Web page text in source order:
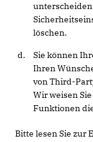
unterscheiden
löschen.
Sie können
Ihren
von Third-
Wir weisen
Funktionen
Bitte lesen Sie zur